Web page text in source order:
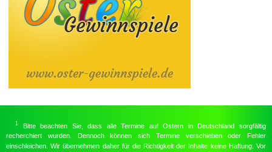
1
Bitte beachten Sie, dass alle Termine auf Ostern in Deutschland sorgfältig
recherchiert wurden. Dennoch können sich Termine verschieben oder Fehler
einschleichen. Wir übernehmen daher für die Richtigkeit der Inhalte keine Haftung. Vor